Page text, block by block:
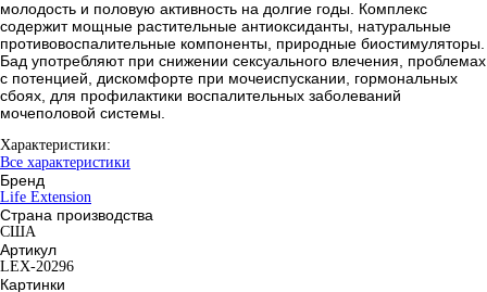
молодость и половую активность на долгие годы. Комплекс
содержит мощные растительные антиоксиданты, натуральные
противовоспалительные компоненты, природные биостимуляторы.
Бад употребляют при снижении сексуального влечения, проблемах
с потенцией, дискомфорте при мочеиспускании, гормональных
сбоях, для профилактики воспалительных заболеваний
мочеполовой системы.
Характеристики:
Все характеристики
Бренд
Life Extension
Страна производства
США
Артикул
LEX-20296
Картинки